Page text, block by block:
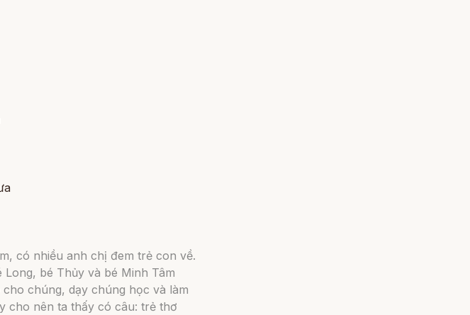
có nhiều anh chị đem trẻ con về.
bé Thủy và bé Minh Tâm
chúng, dạy chúng học và làm
cho nên ta thấy có câu: trẻ thơ